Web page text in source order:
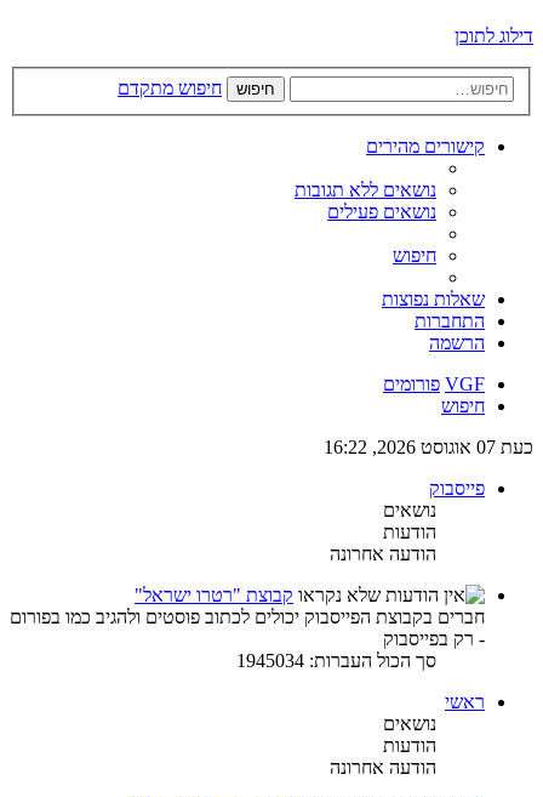
דילוג לתוכן
חיפוש חיפוש מתקדם
קישורים מהירים
נושאים ללא תגובות
נושאים פעילים
חיפוש
שאלות נפוצות
התחברות
הרשמה
VGF פורומים
חיפוש
כעת 07 אוגוסט 2026, 16:22
פייסבוק
נושאים
הודעות
הודעה אחרונה
קבוצת "רטרו ישראל"
חברים בקבוצת הפייסבוק יכולים לכתוב פוסטים ולהגיב כמו בפורום
- רק בפייסבוק
סך הכול העברות: 1945034
ראשי
נושאים
הודעות
הודעה אחרונה